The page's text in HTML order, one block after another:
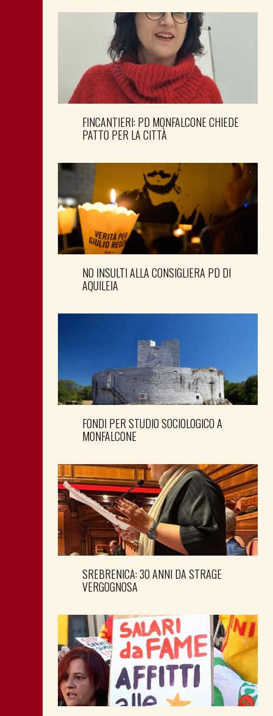
FINCANTIERI: PD MONFALCONE CHIEDE
PATTO PER LA CITTÀ
NO INSULTI ALLA CONSIGLIERA PD DI
AQUILEIA
FONDI PER STUDIO SOCIOLOGICO A
MONFALCONE
SREBRENICA: 30 ANNI DA STRAGE
VERGOGNOSA